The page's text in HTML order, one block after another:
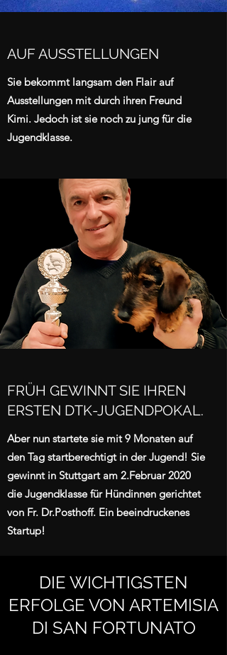
AUF AUSSTELLUNGEN
Sie bekommt langsam den Flair auf
Ausstellungen mit durch ihren Freund
Kimi. Jedoch ist sie noch zu jung für die
Jugendklasse.
FRÜH GEWINNT SIE IHREN
ERSTEN DTK-JUGENDPOKAL.
Aber nun startete sie mit 9 Monaten auf
den Tag startberechtigt in der Jugend! Sie
gewinnt in Stuttgart am 2.Februar 2020
die Jugendklasse für Hündinnen gerichtet
von Fr. Dr.Posthoff. Ein beeindruckenes
Startup!
DIE WICHTIGSTEN
ERFOLGE VON ARTEMISIA
DI SAN FORTUNATO